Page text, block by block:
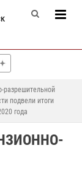
разрешительной
подвели итоги
года